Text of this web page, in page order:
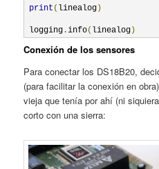
print ( linealog )
logging .info( linealog )
Conexión de los sensores
Para conectar los DS18B20,
(para facilitar la conexión en
vieja que tenía por ahí (ni
corto con una sierra: